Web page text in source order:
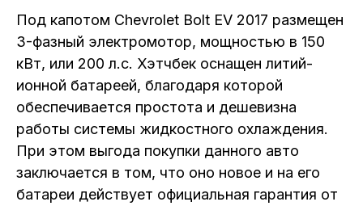
Под капотом Chevrolet Bolt EV 2017 размещен
3-фазный электромотор, мощностью в 150
кВт, или 200 л.с. Хэтчбек оснащен литий-
ионной батареей, благодаря которой
обеспечивается простота и дешевизна
работы системы жидкостного охлаждения.
При этом выгода покупки данного авто
заключается в том, что оно новое и на его
батареи действует официальная гарантия от